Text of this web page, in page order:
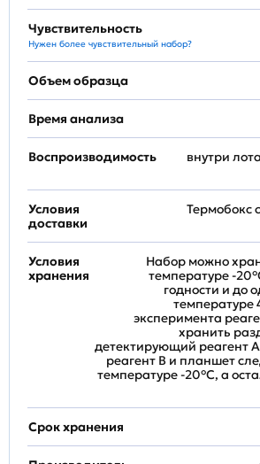
Чувствительность
Нужен более чувствительный набор?
Объем образца
Время анализа
Воспроизводимость
внутри
Условия
доставки
Термобокс
Условия
хранения
Набор можно
температуре -
годности и до
температуре
эксперимента
хранить
детектирующий реагент
реагент B и планшет
температуре -20°C, а
Срок хранения